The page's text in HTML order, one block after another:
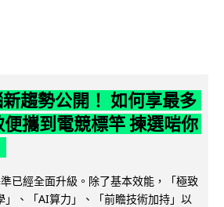
趨勢公開！ 如何享最多
攜到電競標竿 揀選啱你
已經全面升級。除了基本效能，「極致
」、「AI算力」、「前瞻技術加持」以